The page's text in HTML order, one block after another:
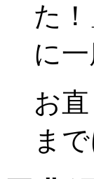
た
に
お
ま